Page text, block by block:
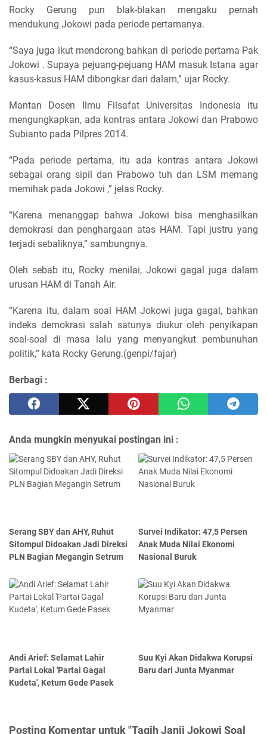
Rocky Gerung pun blak-blakan mengaku pernah
mendukung Jokowi pada periode pertamanya.
“Saya juga ikut mendorong bahkan di periode pertama Pak
Jokowi . Supaya pejuang-pejuang HAM masuk Istana agar
kasus-kasus HAM dibongkar dari dalam,” ujar Rocky.
Mantan Dosen Ilmu Filsafat Universitas Indonesia itu
mengungkapkan, ada kontras antara Jokowi dan Prabowo
Subianto pada Pilpres 2014.
“Pada periode pertama, itu ada kontras antara Jokowi
sebagai orang sipil dan Prabowo tuh dan LSM memang
memihak pada Jokowi ,” jelas Rocky.
“Karena menanggap bahwa Jokowi bisa menghasilkan
demokrasi dan penghargaan atas HAM. Tapi justru yang
terjadi sebaliknya,” sambungnya.
Oleh sebab itu, Rocky menilai, Jokowi gagal juga dalam
urusan HAM di Tanah Air.
“Karena itu, dalam soal HAM Jokowi juga gagal, bahkan
indeks demokrasi salah satunya diukur oleh penyikapan
soal-soal di masa lalu yang menyangkut pembunuhan
politik,” kata Rocky Gerung.(genpi/fajar)
Berbagi :
Anda mungkin menyukai postingan ini :
Serang SBY dan AHY, Ruhut
Sitompul Didoakan Jadi Direksi
PLN Bagian Megangin Setrum
Survei Indikator: 47,5 Persen
Anak Muda Nilai Ekonomi
Nasional Buruk
Andi Arief: Selamat Lahir
Partai Lokal 'Partai Gagal
Kudeta', Ketum Gede Pasek
Suu Kyi Akan Didakwa Korupsi
Baru dari Junta Myanmar
Posting Komentar untuk "Tagih Janji Jokowi Soal